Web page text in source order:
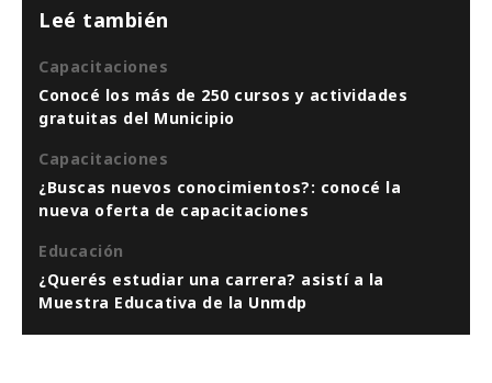
Leé también
Capacitaciones
Conocé los más de 250 cursos y actividades
gratuitas del Municipio
Capacitaciones
¿Buscas nuevos conocimientos?: conocé la
nueva oferta de capacitaciones
Educación
¿Querés estudiar una carrera? asistí a la
Muestra Educativa de la Unmdp